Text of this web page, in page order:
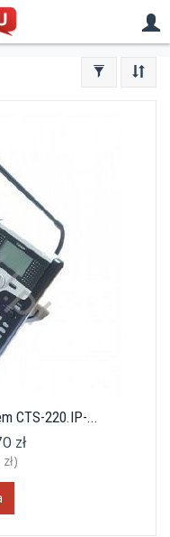
CTS-220.IP-...
zł
)